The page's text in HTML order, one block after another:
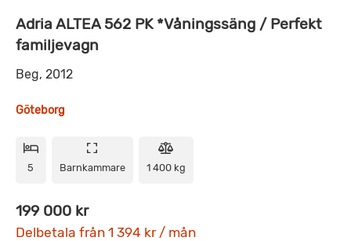
Adria ALTEA 562 PK *Våningssäng / Perfekt
familjevagn
Beg, 2012
Göteborg
5 Barnkammare 1 400 kg
199 000 kr
Delbetala från 1 394 kr / mån